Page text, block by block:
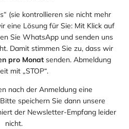
(sie kontrollieren sie nicht mehr
eine Lösung für Sie: Mit Klick auf
Sie WhatsApp und senden uns
Damit stimmen Sie zu, dass wir
pro Monat senden. Abmeldung
mit „STOP“.
nach der Anmeldung eine
speichern Sie dann unsere
der Newsletter-Empfang leider
nicht.